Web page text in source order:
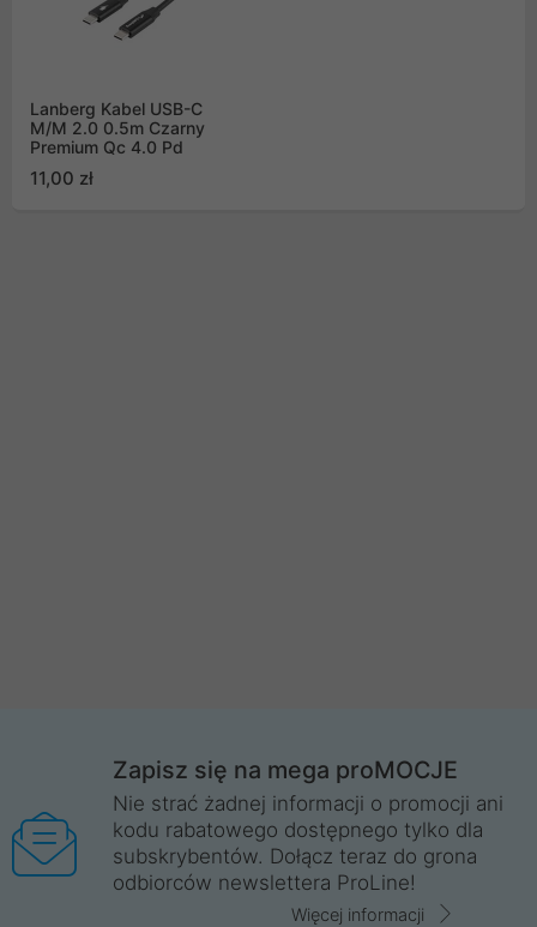
Lanberg Kabel USB-C
M/M 2.0 0.5m Czarny
Premium Qc 4.0 Pd
11,00 zł
Zapisz się na mega proMOCJE
Nie strać żadnej informacji o promocji ani
kodu rabatowego dostępnego tylko dla
subskrybentów. Dołącz teraz do grona
odbiorców newslettera ProLine!
Więcej informacji